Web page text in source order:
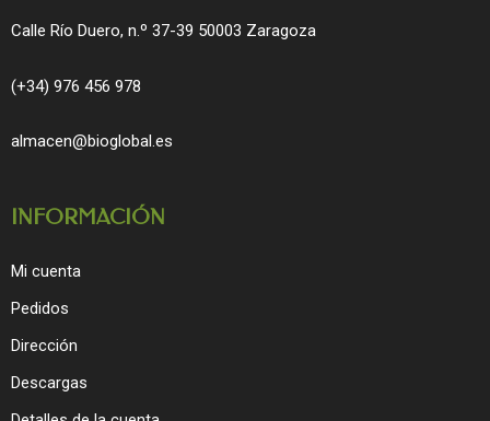
Calle Río Duero, n.º 37-39 50003 Zaragoza
(+34) 976 456 978
almacen@bioglobal.es
INFORMACIÓN
Mi cuenta
Pedidos
Dirección
Descargas